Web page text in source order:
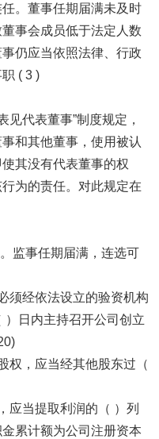
。董事任期届满未及时
事会成员低于法定人数
仍应当依照法律、行政
( 3 )
见代表董事”制度规定，
和其他董事，使用被认
其没有代表董事的权
为的责任。对此规定在
监事任期届满，连选可
须经依法设立的验资机构
日内主持召开公司创立
权，应当经其他股东过（
应当提取利润的（ ）列
累计额为公司注册资本